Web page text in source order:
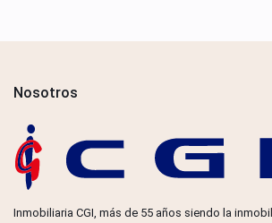
Nosotros
Inmobiliaria CGI, más de 55 años siendo la